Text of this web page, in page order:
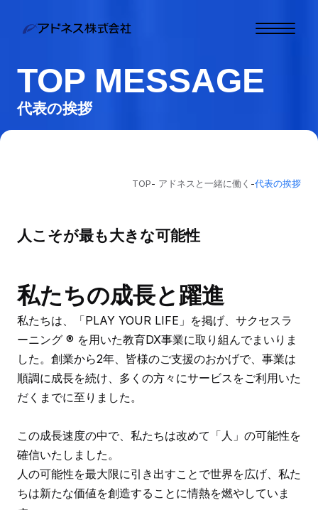
トップ
わたしたちと一緒に働
TOP MESSAGE
代表の挨拶
TOP- アドネスと一緒に働く -代表の挨拶
人こそが最も大きな可能性
私たちの成長と躍進
私たちは、「PLAY YOUR LIFE」を掲げ、サクセスラ
ーニング ®︎ を用いた教育DX事業に取り組んでまいりま
した。創業から2年、皆様のご支援のおかげで、事業は
順調に成長を続け、多くの方々にサービスをご利用いた
だくまでに至りました。
この成長速度の中で、私たちは改めて「人」の可能性を
確信いたしました。
人の可能性を最大限に引き出すことで世界を広げ、私た
ちは新たな価値を創造することに情熱を燃やしていま